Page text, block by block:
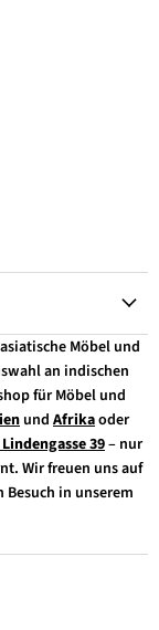
Möbel und
an indischen
für Möbel und
und Afrikaoder
39– nur
Wir freuen uns auf
Besuch in unserem